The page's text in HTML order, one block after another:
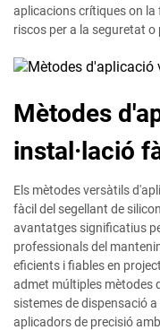
aplicacions crítiques on
riscos per a la seguretat
Mètodes
instal·lació
Els mètodes versàtils
fàcil del segellant de
avantatges significatius
professionals del
eficients i fiables en
admet múltiples mètodes
sistemes de dispensació
aplicadors de precisió